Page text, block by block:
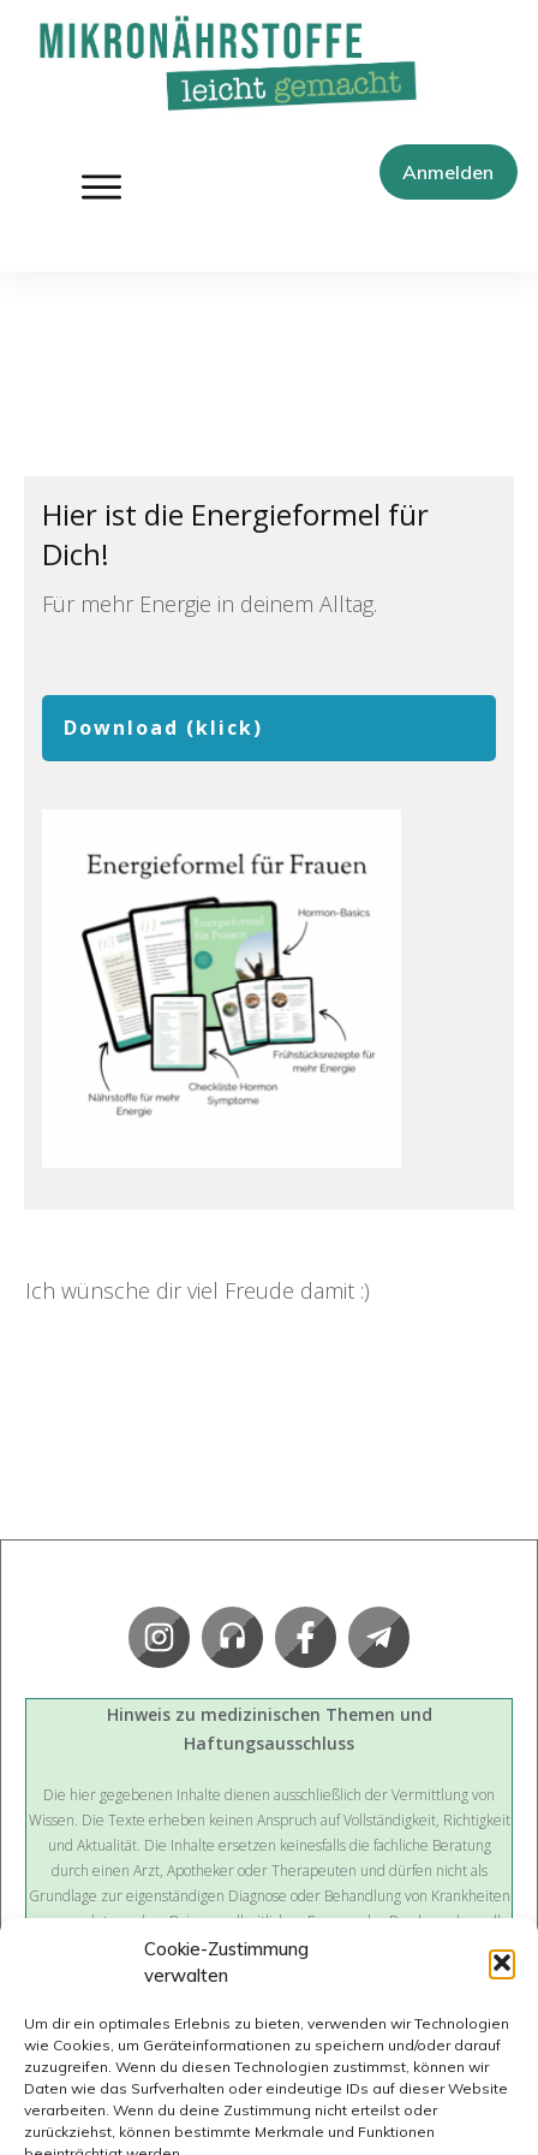
Cookie-Zustimmung
verwalten
Um dir ein optimales Erlebnis zu bieten, verwenden wir Technologien
wie Cookies, um Geräteinformationen zu speichern und/oder darauf
zuzugreifen. Wenn du diesen Technologien zustimmst, können wir
Daten wie das Surfverhalten oder eindeutige IDs auf dieser Website
verarbeiten. Wenn du deine Zustimmung nicht erteilst oder
zurückziehst, können bestimmte Merkmale und Funktionen
Anmelden
Hier ist die Energieformel für
Dich!
Für mehr Energie in deinem Alltag.
Download (klick)
Ich wünsche dir viel Freude damit :)
Hinweis zu medizinischen Themen und
Haftungsausschluss
Die hier gegebenen Inhalte dienen ausschließlich der Vermittlung von
Wissen. Die Texte erheben keinen Anspruch auf Vollständigkeit, Richtigkeit
und Aktualität. Die Inhalte ersetzen keinesfalls die fachliche Beratung
durch einen Arzt, Apotheker oder Therapeuten und dürfen nicht als
Grundlage zur eigenständigen Diagnose oder Behandlung von Krankheiten
verwendet werden. Bei gesundheitlichen Fragen oder Beschwerden soll
immer ein Arzt konsultiert werden. Wir übernehmen keine Haftung für
mögliche negative Folgen (inkl. direkte oder indirekte Folgeschäden), die